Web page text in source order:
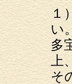
１
い
多
上
そ